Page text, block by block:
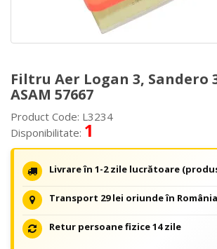
Filtru Aer Logan 3, Sandero
ASAM 57667
Product Code: L3234
Disponibilitate: 1
Livrare în 1-2 zile lucrătoare
Transport 29 lei oriunde în România
Retur persoane fizice 14 zile